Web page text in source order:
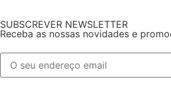
SUBSCREVER NEWSLETTER
Receba as nossas novidades e